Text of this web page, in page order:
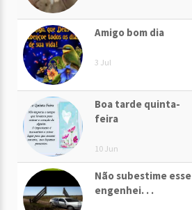
Amigo bom dia
3 Jul
Boa tarde quinta-
feira
10 Jun
Não subestime esse
engenhei. . .